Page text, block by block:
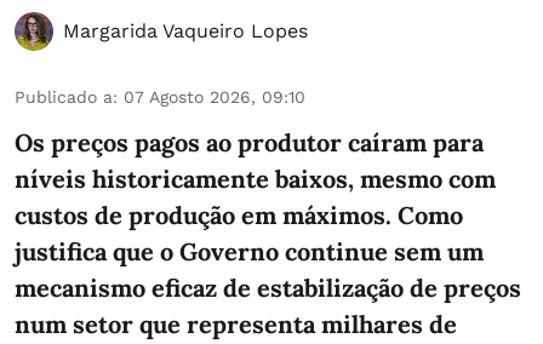
Margarida Vaqueiro Lopes
Publicado a: 07 Agosto 2026, 09:10
Os preços pagos ao produtor caíram para
níveis historicamente baixos, mesmo com
custos de produção em máximos. Como
justifica que o Governo continue sem um
mecanismo eficaz de estabilização de preços
num setor que representa milhares de